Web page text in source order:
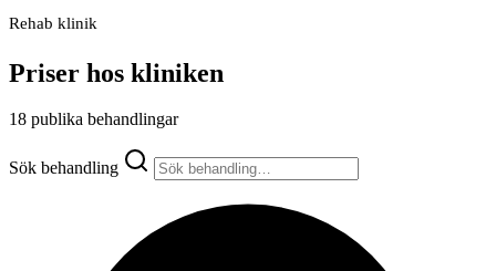
Rehab klinik
Priser hos kliniken
18 publika behandlingar
Sök behandling